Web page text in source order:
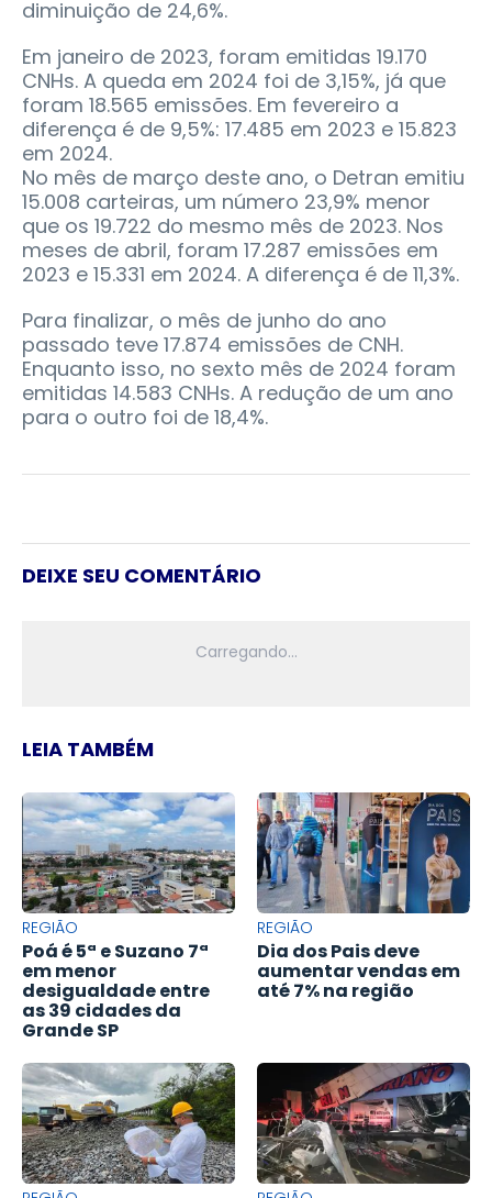
diminuição de 24,6%.
Em janeiro de 2023, foram emitidas 19.170
CNHs. A queda em 2024 foi de 3,15%, já que
foram 18.565 emissões. Em fevereiro a
diferença é de 9,5%: 17.485 em 2023 e 15.823
em 2024.
No mês de março deste ano, o Detran emitiu
15.008 carteiras, um número 23,9% menor
que os 19.722 do mesmo mês de 2023. Nos
meses de abril, foram 17.287 emissões em
2023 e 15.331 em 2024. A diferença é de 11,3%.
Para finalizar, o mês de junho do ano
passado teve 17.874 emissões de CNH.
Enquanto isso, no sexto mês de 2024 foram
emitidas 14.583 CNHs. A redução de um ano
para o outro foi de 18,4%.
DEIXE SEU COMENTÁRIO
LEIA TAMBÉM
REGIÃO
Poá é 5ª e Suzano 7ª
em menor
desigualdade entre
as 39 cidades da
Grande SP
REGIÃO
Dia dos Pais deve
aumentar vendas em
até 7% na região